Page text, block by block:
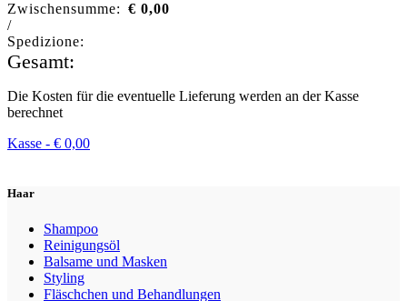
Zwischensumme: € 0,00
/
Spedizione:
Gesamt:
Die Kosten für die eventuelle Lieferung werden an der Kasse
berechnet
Kasse - € 0,00
Haar
Shampoo
Reinigungsöl
Balsame und Masken
Styling
Fläschchen und Behandlungen